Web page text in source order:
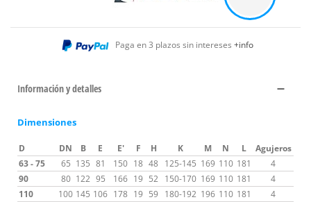
Paga en 3 plazos sin intereses +info
Información y detalles
Dimensiones
D DN B E E' F H K M N L
Agujeros
63 - 75
65 135 81 150 18 48 125-145 169 110 181
4
90
80 122 95 166 19 52 150-170 169 110 181
4
110
100 145 106 178 19 59 180-192 196 110 181
4